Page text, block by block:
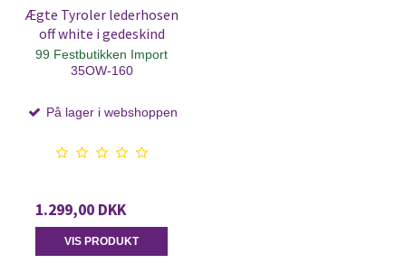
Ægte Tyroler lederhosen
off white i gedeskind
99 Festbutikken Import
35OW-160
På lager i webshoppen
1.299,00 DKK
VIS PRODUKT